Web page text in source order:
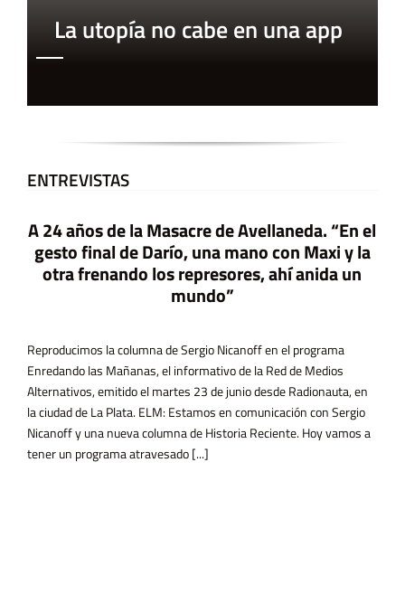
La utopía no cabe en una app
ENTREVISTAS
A 24 años de la Masacre de Avellaneda. “En el
gesto final de Darío, una mano con Maxi y la
otra frenando los represores, ahí anida un
mundo”
Reproducimos la columna de Sergio Nicanoff en el programa
Enredando las Mañanas, el informativo de la Red de Medios
Alternativos, emitido el martes 23 de junio desde Radionauta, en
la ciudad de La Plata. ELM: Estamos en comunicación con Sergio
Nicanoff y una nueva columna de Historia Reciente. Hoy vamos a
tener un programa atravesado [...]